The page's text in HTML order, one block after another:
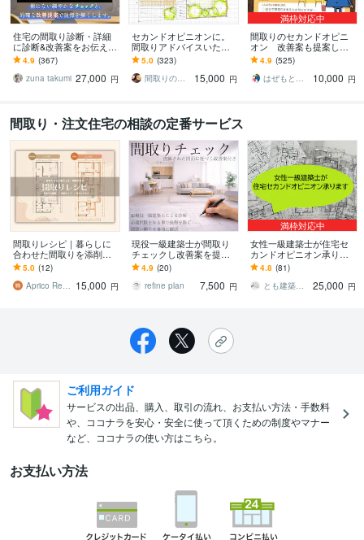
住宅の間取り診断・詳細
に診断&改善案をお伝えし
ます 建築士takumiの的
確・細やかな間取りのセ
カンドオピニオン
4.9 (367)
zuna takumi 27,000 円
セカンドオピニオンに。
間取りアドバイスいたし
ます 住宅設計の経験豊富
な一級建築士が暮らす視
点で間取りチェック！
5.0 (323)
間取りのアドバイザーhachikuro
15,000 円
満枠対応中
間取りのセカンドオピニ
オン 改善案も提案しま
す 実績1300棟以上の一級
建築士が間取りを評価・
診断します。
4.9 (525)
はぜもとひろふみ
10,000 円
間取り・注文住宅の相談の定番サービス
間取りレシピ｜暮らしに
合わせた間取りを添削し
ます なんだかしっくりこ
ない間取りを改善したい
方へ！
5.0 (12)
Aprico Recipe 15,000 円
現役一級建築士が間取り
チェックし改善案を提示
します 契約前にあとひと
手間かけましょう！
4.9 (20)
refine plan
7,500 円
満枠対応中
女性一級建築士が住宅セ
カンドオピニオン承りま
す 主婦、子育て経験をも
とにきめ細やかな間取り
チェック
4.8 (81)
とも建築スタジオ（旧R＆T建築スタジオ）
25,000 円
ご利用ガイド
サービスの出品、購入、取引の流れ、お支払い方法・手数料
や、ココナラを安心・安全に使って頂くための制度やマナー
など、ココナラの使い方はこちら。
お支払い方法